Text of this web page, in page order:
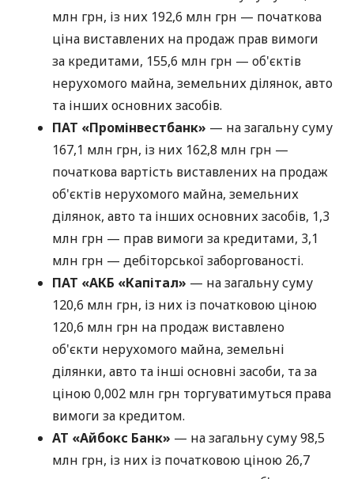
млн грн, із них 192,6 млн грн — початкова
ціна виставлених на продаж прав вимоги
за кредитами, 155,6 млн грн — об'єктів
нерухомого майна, земельних ділянок, авто
та інших основних засобів.
ПАТ «Промінвестбанк» — на загальну суму
167,1 млн грн, із них 162,8 млн грн —
початкова вартість виставлених на продаж
об'єктів нерухомого майна, земельних
ділянок, авто та інших основних засобів, 1,3
млн грн — прав вимоги за кредитами, 3,1
млн грн — дебіторської заборгованості.
ПАТ «АКБ «Капітал» — на загальну суму
120,6 млн грн, із них із початковою ціною
120,6 млн грн на продаж виставлено
об'єкти нерухомого майна, земельні
ділянки, авто та інші основні засоби, та за
ціною 0,002 млн грн торгуватимуться права
вимоги за кредитом.
АТ «Айбокс Банк» — на загальну суму 98,5
млн грн, із них із початковою ціною 26,7